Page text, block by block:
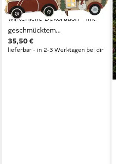
Holz - mit LED-Beleuchtung,
winterliche Dekoration - mit
geschmücktem
Wohnmobilanhänger
35,50 €
lieferbar - in 2-3 Werktagen bei dir